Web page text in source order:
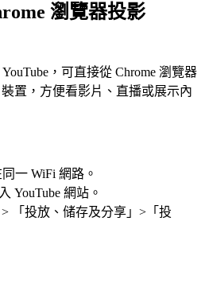
瀏覽器投影
，可直接從 Chrome 瀏覽器
裝置，方便看影片、直播或展示內
一 WiFi 網路。
YouTube 網站。
「投放、储存及分享」>「投